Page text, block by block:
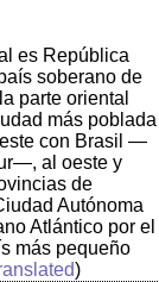
es República
soberano de
parte oriental
más poblada
con Brasil —
al oeste y
de
Autónoma
Atlántico por el
más pequeño
)